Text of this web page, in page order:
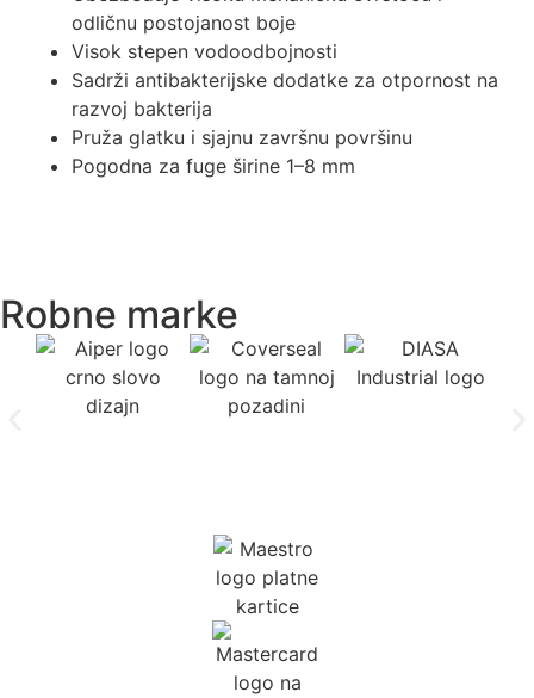
odličnu postojanost boje
Visok stepen vodoodbojnosti
Sadrži antibakterijske dodatke za otpornost na
razvoj bakterija
Pruža glatku i sjajnu završnu površinu
Pogodna za fuge širine 1–8 mm
Robne marke